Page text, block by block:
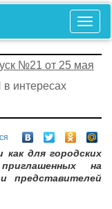
№21 от 25 мая
для городских
на
представителей